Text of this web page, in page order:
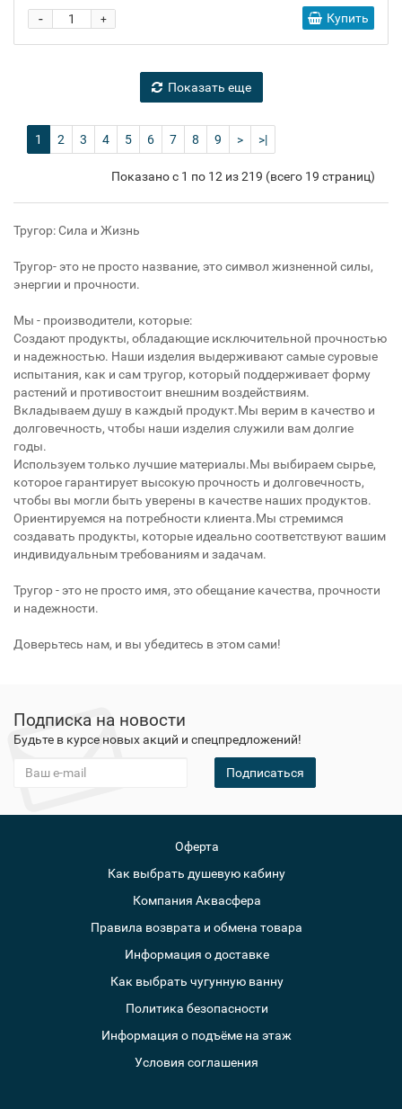
+
- Купить
Показать еще
1 2 3 4 5 6 7 8 9 > >|
Показано с 1 по 12 из 219 (всего 19 страниц)
Тругор: Сила и Жизнь
Тругор- это не просто название, это символ жизненной силы,
энергии и прочности.
Мы - производители, которые:
Создают продукты, обладающие исключительной прочностью
и надежностью. Наши изделия выдерживают самые суровые
испытания, как и сам тругор, который поддерживает форму
растений и противостоит внешним воздействиям.
Вкладываем душу в каждый продукт.Мы верим в качество и
долговечность, чтобы наши изделия служили вам долгие
годы.
Используем только лучшие материалы.Мы выбираем сырье,
которое гарантирует высокую прочность и долговечность,
чтобы вы могли быть уверены в качестве наших продуктов.
Ориентируемся на потребности клиента.Мы стремимся
создавать продукты, которые идеально соответствуют вашим
индивидуальным требованиям и задачам.
Тругор - это не просто имя, это обещание качества, прочности
и надежности.
Доверьтесь нам, и вы убедитесь в этом сами!
Подписка на новости
Будьте в курсе новых акций и спецпредложений!
Подписаться
Оферта
Как выбрать душевую кабину
Компания Аквасфера
Правила возврата и обмена товара
Информация о доставке
Как выбрать чугунную ванну
Политика безопасности
Информация о подъёме на этаж
Условия соглашения